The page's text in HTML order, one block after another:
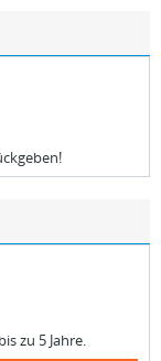
zu 5 Jahre.